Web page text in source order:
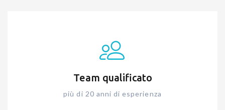
Team qualificato
più di 20 anni di esperienza